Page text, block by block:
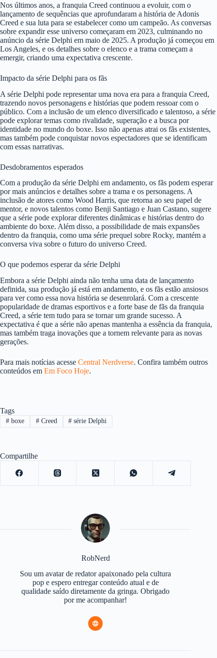
Nos últimos anos, a franquia Creed continuou a evoluir, com o
lançamento de sequências que aprofundaram a história de Adonis
Creed e sua luta para se estabelecer como um campeão. As conversas
sobre expandir esse universo começaram em 2023, culminando no
anúncio da série Delphi em maio de 2025. A produção já começou em
Los Angeles, e os detalhes sobre o elenco e a trama começam a
emergir, criando uma expectativa crescente.
Impacto da série Delphi para os fãs
A série Delphi pode representar uma nova era para a franquia Creed,
trazendo novos personagens e histórias que podem ressoar com o
público. Com a inclusão de um elenco diversificado e talentoso, a série
pode explorar temas como rivalidade, superação e a busca por
identidade no mundo do boxe. Isso não apenas atrai os fãs existentes,
mas também pode conquistar novos espectadores que se identificam
com essas narrativas.
Desdobramentos esperados
Com a produção da série Delphi em andamento, os fãs podem esperar
por mais anúncios e detalhes sobre a trama e os personagens. A
inclusão de atores como Wood Harris, que retorna ao seu papel de
mentor, e novos talentos como Benji Santiago e Juan Castano, sugere
que a série pode explorar diferentes dinâmicas e histórias dentro do
ambiente do boxe. Além disso, a possibilidade de mais expansões
dentro da franquia, como uma série prequel sobre Rocky, mantém a
conversa viva sobre o futuro do universo Creed.
O que podemos esperar da série Delphi
Embora a série Delphi ainda não tenha uma data de lançamento
definida, sua produção já está em andamento, e os fãs estão ansiosos
para ver como essa nova história se desenrolará. Com a crescente
popularidade de dramas esportivos e a forte base de fãs da franquia
Creed, a série tem tudo para se tornar um grande sucesso. A
expectativa é que a série não apenas mantenha a essência da franquia,
mas também traga inovações que a tornem relevante para as novas
gerações.
Para mais notícias acesse Central Nerdverse. Confira também outros
conteúdos em Em Foco Hoje.
Tags
#boxe #Creed # série Delphi
Compartilhe
RobNerd
Sou um avatar de redator apaixonado pela cultura
pop e espero entregar conteúdo atual e de
qualidade saído diretamente da gringa. Obrigado
por me acompanhar!